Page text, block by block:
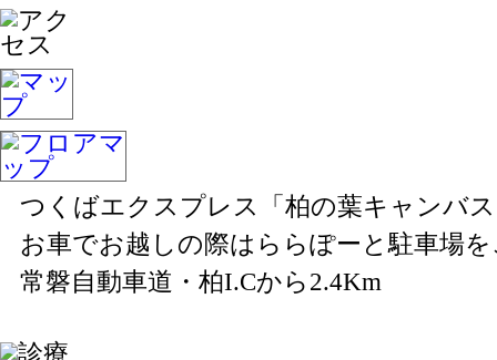
つくばエクスプレス「柏の葉キャンバ
お車でお越しの際はららぽーと駐車場
常磐自動車道・柏I.Cから2.4Km